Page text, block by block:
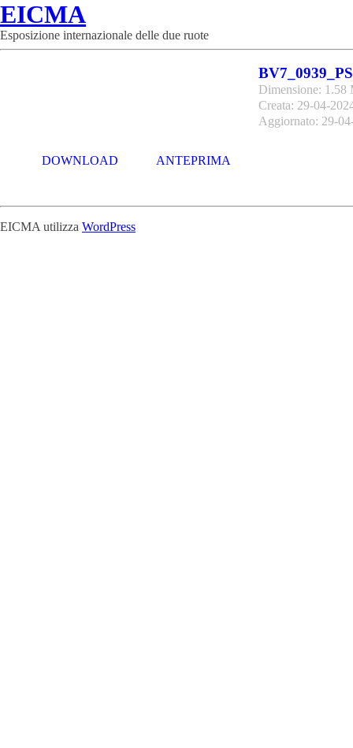
EICMA
Esposizione internazionale delle due ruote
BV7_0939_PS
Dimensione: 1.58
Creata: 29-04-
Aggiornato: 29-
DOWNLOAD ANTEPRIMA
EICMA utilizza WordPress